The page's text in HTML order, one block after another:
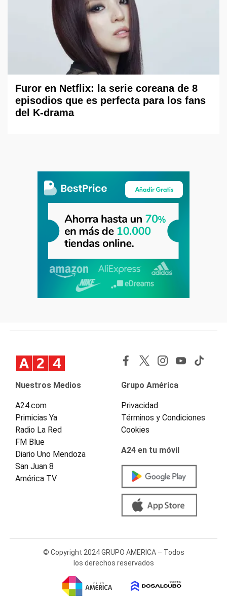
Furor en Netflix: la serie coreana de 8
episodios que es perfecta para los fans
del K-drama
Nuestros Medios
A24.com
Primicias Ya
Radio La Red
FM Blue
Diario Uno Mendoza
San Juan 8
América TV
Grupo América
Privacidad
Términos y Condiciones
Cookies
A24 en tu móvil
© Copyright 2024 GRUPO AMERICA – Todos
los derechos reservados